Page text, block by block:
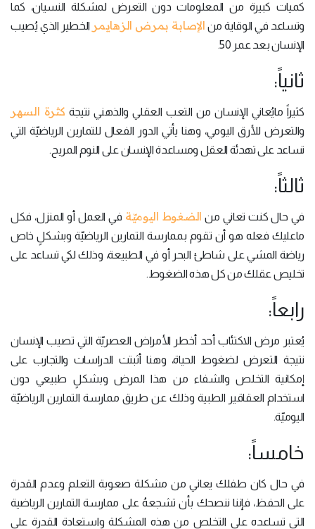
كميات كبيرة من المعلومات دون التعرض لمشكلة النسيان، كما
وتساعد في الوقاية من الإصابة بمرض الزهايمر الخطير الذي يُصيب
الإنسان بعد عمر 50.
ثانياً:
كثيراً مايُعاني الإنسان من التعب العقلي والذهني نتيجة كثرة السهر
والتعرض للأرق اليومي، وهنا يأتي الدور الفعال للتمارين الرياضيّة التي
تساعد على تهدئة العقل ومساعدة الإنسان على النوم المريح.
ثالثاً:
في حال كنت تعاني من الضغوط اليوميّة في العمل أو المنزل، فكل
ماعليك فعله هو أن تقوم بممارسة التمارين الرياضيّة وبشكلٍ خاص
رياضة المشي على شاطئ البحر أو في الطبيعة، وذلك لكي تساعد على
تخليص عقلك من كل هذه الضغوط.
رابعاً:
يُعتبر مرض الاكتئاب أحد أخطر الأمراض العصريّة التي تصيب الإنسان
نتيجة التعرض لضغوط الحياة، وهنا أثبتت الدراسات والتجارب على
إمكانية التخلص والشفاء من هذا المرض وبشكلٍ طبيعي دون
استخدام العقاقير الطبية وذلك عن طريق ممارسة التمارين الرياضيّة
اليوميّة.
خامساً:
في حال كان طفلك يعاني من مشكلة صعوبة التعلم وعدم القدرة
على الحفظ، فإننا ننصحك بأن تشجعهُ على ممارسة التمارين الرياضية
التي تساعده على التخلص من هذه المشكلة واستعادة القدرة على